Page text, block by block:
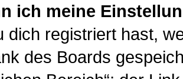
ich meine
dich registriert hast,
des Boards